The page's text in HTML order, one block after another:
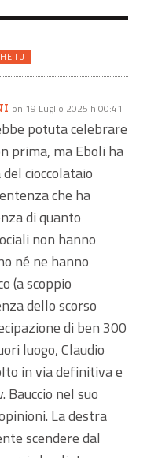
TU
on 19 Luglio 2025 h 00:41
potuta celebrare
prima, ma Eboli ha
cioccolataio
che ha
di quanto
non hanno
né ne hanno
(a scoppio
dello scorso
di ben 300
luogo, Claudio
in via definitiva e
Bauccio nel suo
La destra
scendere dal